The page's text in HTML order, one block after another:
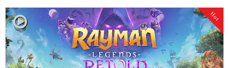
메어2 Enhanced Edition’(한국어판)을 다운로드 전용으로 오늘(2026년 6
월 4일) 발매했다고 발표했다.· Nintendo Switch™ 2용 ‘리틀 나이트메어2
Enhanced Edit…
Hot